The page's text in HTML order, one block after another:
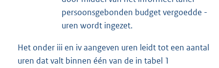
persoonsgebonden budget vergoedde -
uren wordt ingezet.
Het onder iii en iv aangeven uren leidt tot een aantal
uren dat valt binnen één van de in tabel 1